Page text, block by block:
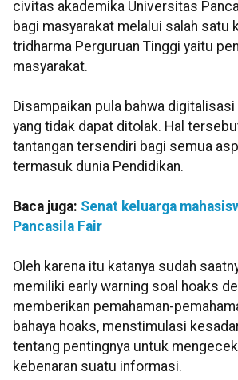
civitas akademika Universitas
bagi masyarakat melalui salah satu
tridharma Perguruan Tinggi yaitu
masyarakat.
Disampaikan pula bahwa digitalisasi
yang tidak dapat ditolak. Hal
tantangan tersendiri bagi semua
termasuk dunia Pendidikan.
Baca juga: Senat keluarga
Pancasila Fair
Oleh karena itu katanya sudah
memiliki early warning soal hoaks
memberikan pemahaman-
bahaya hoaks, menstimulasi
tentang pentingnya untuk
kebenaran suatu informasi.